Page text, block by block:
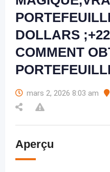
DOLLARS
COMMENT
mars 2, 2026 8:03 am
Aperçu